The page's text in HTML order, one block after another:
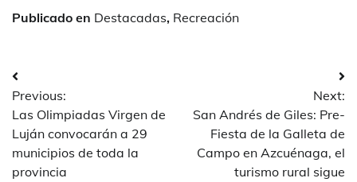
Publicado en Destacadas, Recreación
Navegación
de
entradas
Previous:
Las Olimpiadas Virgen de
Luján convocarán a 29
municipios de toda la
provincia
Next:
San Andrés de Giles: Pre-
Fiesta de la Galleta de
Campo en Azcuénaga, el
turismo rural sigue